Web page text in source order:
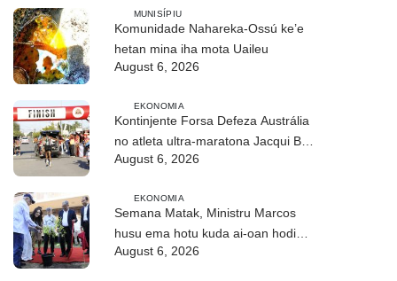
MUNISÍPIU
Komunidade Nahareka-Ossú ke’e
hetan mina iha mota Uaileu
August 6, 2026
EKONOMIA
Kontinjente Forsa Defeza Austrália
no atleta ultra-maratona Jacqui Bell
partisipa DIM 2026
August 6, 2026
EKONOMIA
Semana Matak, Ministru Marcos
husu ema hotu kuda ai-oan hodi
proteje biodiversidade
August 6, 2026